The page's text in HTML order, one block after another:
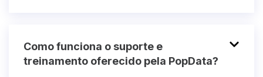
Como funciona o suporte e
treinamento oferecido pela PopData?